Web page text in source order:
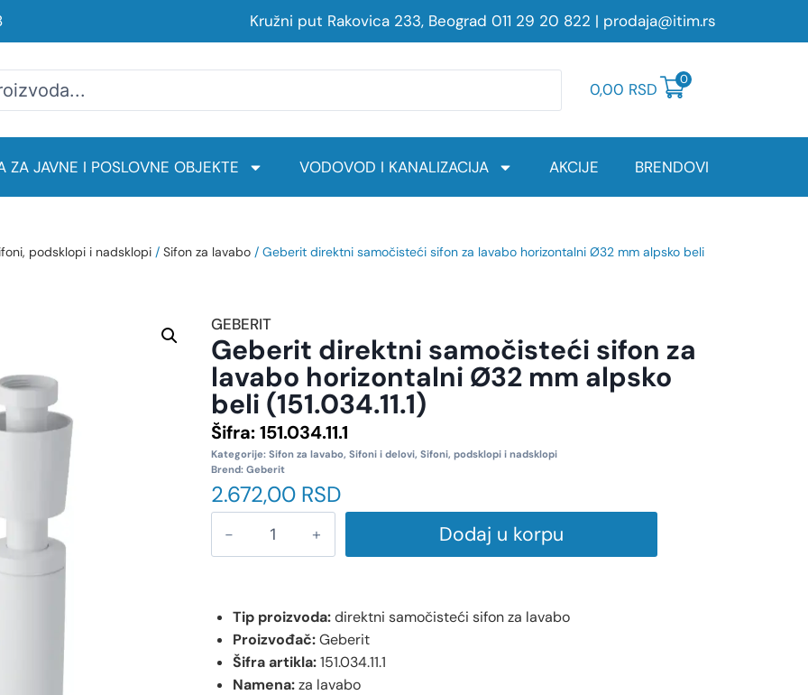
Kružni put Rakovica 233, Beograd 011 29 20 822 | prodaja@itim.rs
0,00 RSD
0
ZA JAVNE I POSLOVNE OBJEKTE VODOVOD I KANALIZACIJA AKCIJE BRENDOVI
podsklopi i nadsklopi / Sifon za lavabo / Geberit direktni samočisteći sifon za lavabo horizontalni Ø32 mm alpsko beli
GEBERIT
Geberit direktni samočisteći sifon za
lavabo horizontalni Ø32 mm alpsko
beli (151.034.11.1)
Šifra:151.034.11.1
Kategorije: Sifon za lavabo, Sifoni i delovi, Sifoni, podsklopi i nadsklopi
Brend: Geberit
2.672,00 RSD
Dodaj u korpu
Tip proizvoda:direktni samočisteći sifon za lavabo
Proizvođač:Geberit
Šifra artikla:151.034.11.1
Namena:za lavabo